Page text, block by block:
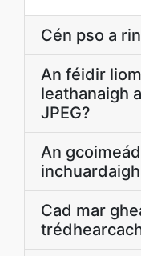
Cén pso a
An féidir
leathanaigh
JPEG?
An
Cad mar